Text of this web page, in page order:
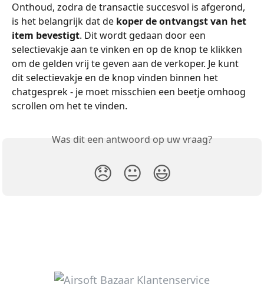
Onthoud, zodra de transactie succesvol is afgerond,
is het belangrijk dat de koper de ontvangst van het
item bevestigt. Dit wordt gedaan door een
selectievakje aan te vinken en op de knop te klikken
om de gelden vrij te geven aan de verkoper. Je kunt
dit selectievakje en de knop vinden binnen het
chatgesprek - je moet misschien een beetje omhoog
scrollen om het te vinden.
Was dit een antwoord op uw vraag?
😞 😐 😃